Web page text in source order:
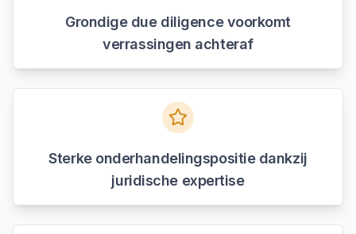
Grondige due diligence voorkomt
verrassingen achteraf
Sterke onderhandelingspositie dankzij
juridische expertise